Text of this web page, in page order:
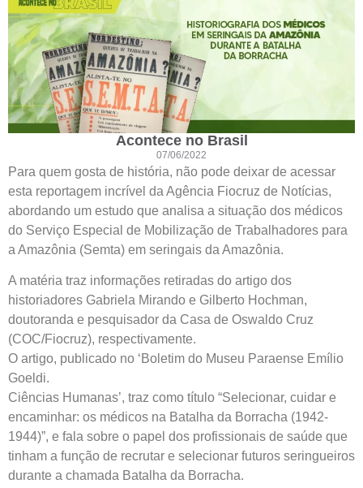
Acontece no Brasil
07/06/2022
Para quem gosta de história, não pode deixar de acessar
esta reportagem incrível da Agência Fiocruz de Notícias,
abordando um estudo que analisa a situação dos médicos
do Serviço Especial de Mobilização de Trabalhadores para
a Amazônia (Semta) em seringais da Amazônia.
A matéria traz informações retiradas do artigo dos
historiadores Gabriela Mirando e Gilberto Hochman,
doutoranda e pesquisador da Casa de Oswaldo Cruz
(COC/Fiocruz), respectivamente.
O artigo, publicado no ‘Boletim do Museu Paraense Emílio
Goeldi.
Ciências Humanas’, traz como título “Selecionar, cuidar e
encaminhar: os médicos na Batalha da Borracha (1942-
1944)”, e fala sobre o papel dos profissionais de saúde que
tinham a função de recrutar e selecionar futuros seringueiros
durante a chamada Batalha da Borracha.